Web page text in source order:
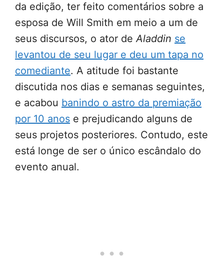
da edição, ter feito comentários sobre a
esposa de Will Smith em meio a um de
seus discursos, o ator deAladdin se
levantou de seu lugar e deu um tapa no
comediante. A atitude foi bastante
discutida nos dias e semanas seguintes,
e acabou banindo o astro da premiação
por 10 anos e prejudicando alguns de
seus projetos posteriores. Contudo, este
está longe de ser o único escândalo do
evento anual.